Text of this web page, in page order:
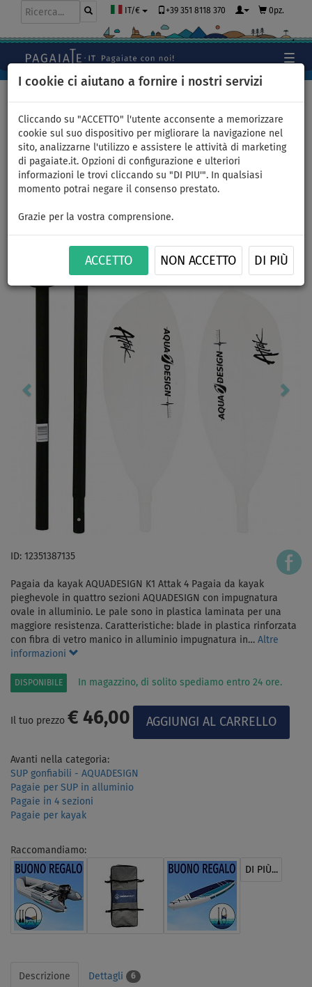
I cookie ci aiutano a fornire i nostri servizi
Cliccando su "ACCETTO" l'utente acconsente a memorizzare
cookie sul suo dispositivo per migliorare la navigazione nel
sito, analizzarne l'utilizzo e assistere le attività di marketing
di pagaiate.it. Opzioni di configurazione e ulteriori
informazioni le trovi cliccando su "DI PIU'". In qualsiasi
momento potrai negare il consenso prestato.
Grazie per la vostra comprensione.
ACCETTO NON ACCETTO DI PIÙ
IT/€ +39 351 8118 370 0pz.
Pagaia AQUADESIGN K1 ATTAK
4 per kayak
Previous Next
ID: 12351387135
Pagaia da kayak AQUADESIGN K1 Attak 4 Pagaia da kayak
pieghevole in quattro sezioni AQUADESIGN con impugnatura
ovale in alluminio. Le pale sono in plastica laminata per una
maggiore resistenza. Caratteristiche: blade in plastica rinforzata
con fibra di vetro manico in alluminio impugnatura in… Altre
informazioni
DISPONIBILE In magazzino, di solito spediamo entro 24 ore.
Il tuo prezzo € 46,00
Avanti nella categoria:
SUP gonfiabili - AQUADESIGN
Pagaie per SUP in alluminio
Pagaie in 4 sezioni
Pagaie per kayak
Raccomandiamo:
DI PIÙ...
Descrizione Dettagli 6